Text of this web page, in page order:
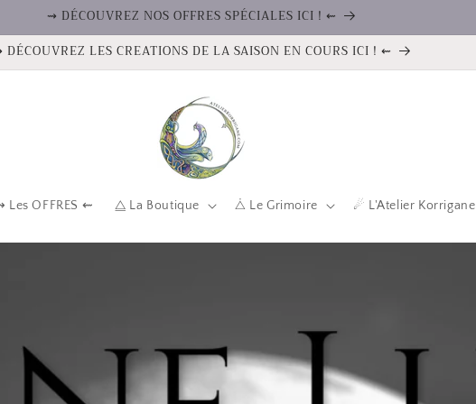
⇝ DÉCOUVREZ NOS OFFRES SPÉCIALES ICI ! ⇜
LES CREATIONS DE LA SAISON EN COURS ICI ! ⇜
Les OFFRES ⇜ ⧋ La Boutique ⧊ Le Grimoire ☄ L'Atelier Korrigane